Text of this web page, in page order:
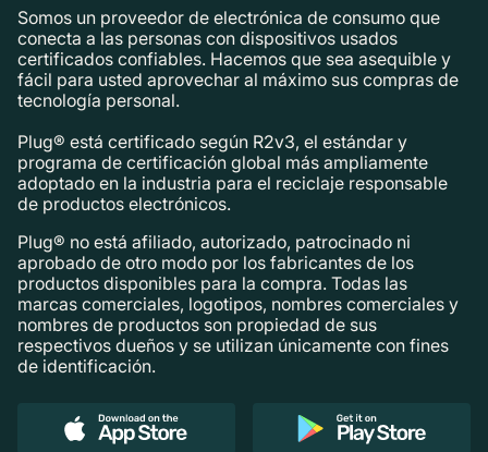
Somos un proveedor de electrónica de consumo que
conecta a las personas con dispositivos usados ​​
certificados confiables. Hacemos que sea asequible y
fácil para usted aprovechar al máximo sus compras de
tecnología personal.
Plug® está certificado según R2v3, el estándar y
programa de certificación global más ampliamente
adoptado en la industria para el reciclaje responsable
de productos electrónicos.
Plug® no está afiliado, autorizado, patrocinado ni
aprobado de otro modo por los fabricantes de los
productos disponibles para la compra. Todas las
marcas comerciales, logotipos, nombres comerciales y
nombres de productos son propiedad de sus
respectivos dueños y se utilizan únicamente con fines
de identificación.